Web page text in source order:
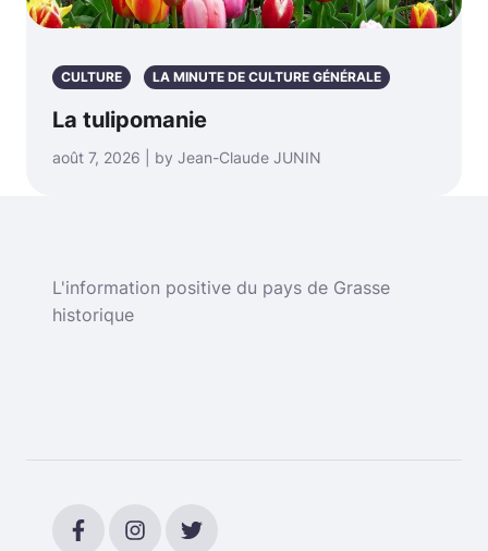
CULTURE LA MINUTE DE CULTURE GÉNÉRALE
La tulipomanie
août 7, 2026 | by Jean-Claude JUNIN
L'information positive du pays de Grasse
historique